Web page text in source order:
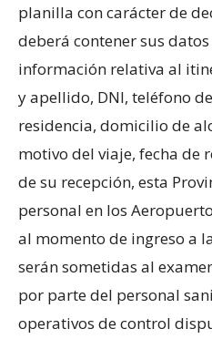
planilla con carácter de
deberá contener sus
información relativa al
y apellido, DNI, teléfono
residencia, domicilio de
motivo del viaje, fecha de
de su recepción, esta
personal en los
al momento de ingreso a
serán sometidas al
por parte del personal
operativos de control